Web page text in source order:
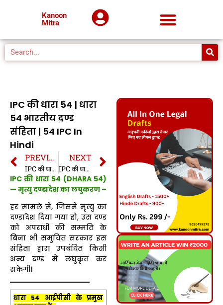
Kanoon
Mitra
IPC की धारा 54 | धारा
54 भारतीय दण्ड
संहिता | 54 IPC In
Hindi
PREVIOUS
IPC की धारा 53A | धारा 53A भारतीय दण्ड संहिता | IPC Section 53A In Hindi
NEXT
IPC की धारा 55 | धारा 55 भारतीय दण्ड संहिता | 55 IPC In Hindi
IPC की धारा 54 (DHARA 54)
— मृत्यु दण्डादेश का लघुकरण –
हर मामले में, जिसमें मृत्यु का
दण्डादेश दिया गया हो, उस दण्ड
को अपराधी की सम्मति के
बिना भी समुचित सरकार इस
संहिता द्वारा उपबंधित किसी
अन्य दण्ड में लघुकृत कर
सकेगी।
धारा 54 आईपीसी के प्रमुख